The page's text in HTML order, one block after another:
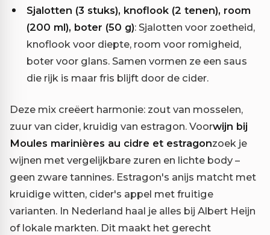
Sjalotten (3 stuks), knoflook (2 tenen), room
(200 ml), boter (50 g): Sjalotten voor zoetheid,
knoflook voor diepte, room voor romigheid,
boter voor glans. Samen vormen ze een saus
die rijk is maar fris blijft door de cider.
Deze mix creëert harmonie: zout van mosselen,
zuur van cider, kruidig van estragon. Voorwijn bij
Moules marinières au cidre et estragonzoek je
wijnen met vergelijkbare zuren en lichte body –
geen zware tannines. Estragon's anijs matcht met
kruidige witten, cider's appel met fruitige
varianten. In Nederland haal je alles bij Albert Heijn
of lokale markten. Dit maakt het gerecht